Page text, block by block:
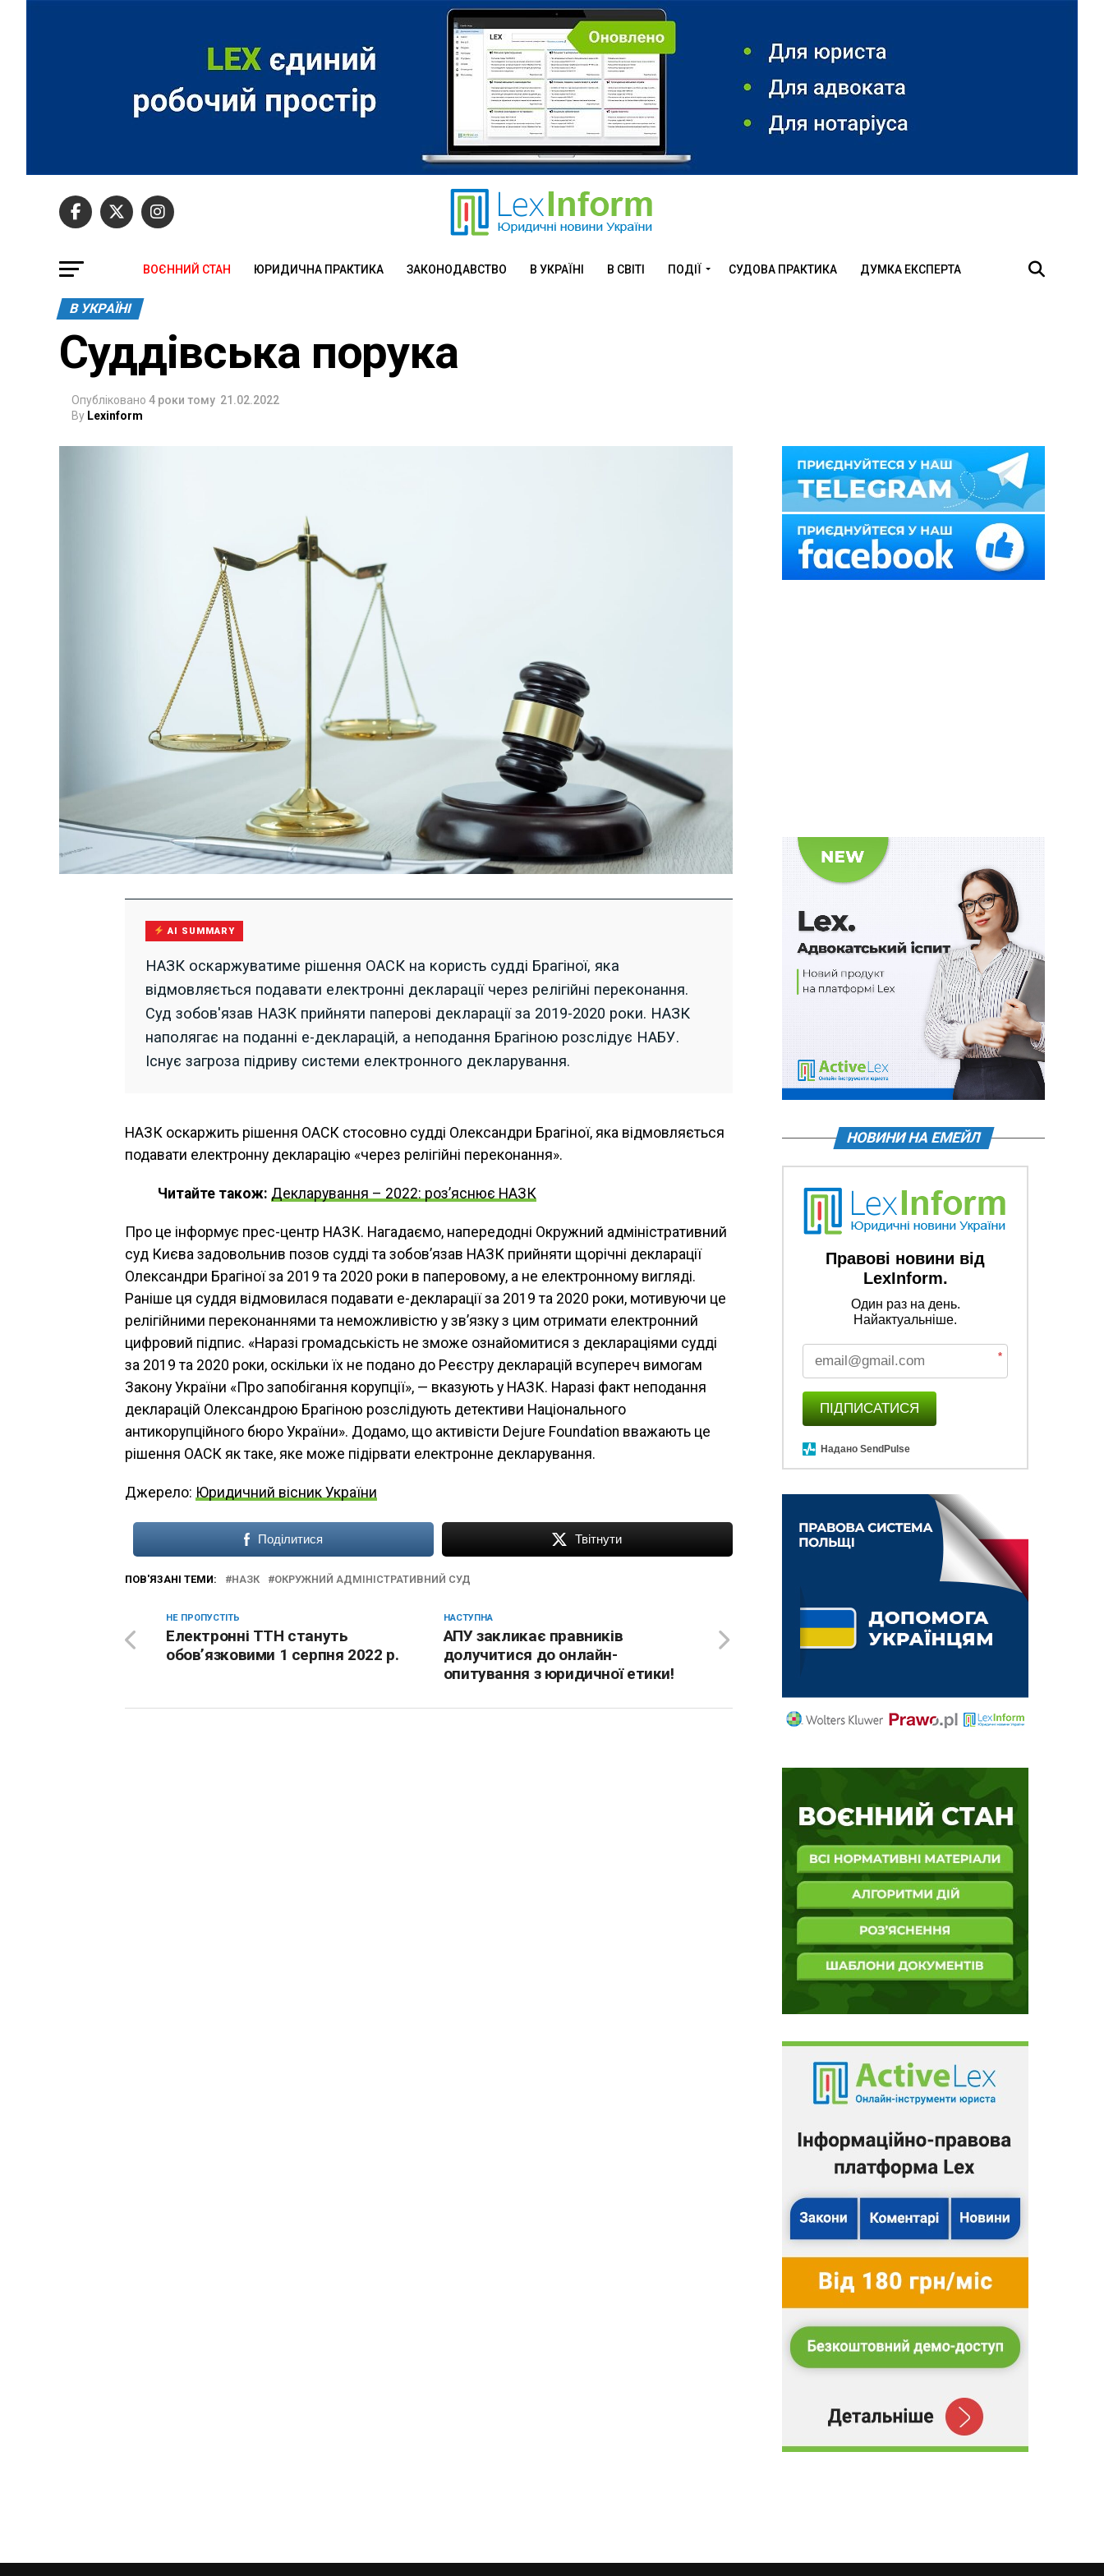
ВОЄННИЙ СТАН ЮРИДИЧНА ПРАКТИКА ЗАКОНОДАВСТВО В УКРАЇНІ В СВІТІ ПОДІЇ СУДОВА ПРАКТИКА ДУМКА ЕКСПЕРТА
В УКРАЇНІ
Суддівська порука
Опубліковано 4 роки тому 21.02.2022
By Lexinform
AI SUMMARY
НАЗК оскаржуватиме рішення ОАСК на користь судді Брагіної, яка
відмовляється подавати електронні декларації через релігійні переконання.
Суд зобов'язав НАЗК прийняти паперові декларації за 2019-2020 роки. НАЗК
наполягає на поданні е-декларацій, а неподання Брагіною розслідує НАБУ.
Існує загроза підриву системи електронного декларування.
НАЗК оскаржить рішення ОАСК стосовно судді Олександри Брагіної, яка відмовляється
подавати електронну декларацію «через релігійні переконання».
Читайте також: Декларування – 2022: роз’яснює НАЗК
Про це інформує прес-центр НАЗК. Нагадаємо, напередодні Окружний адміністративний
суд Києва задовольнив позов судді та зобов’язав НАЗК прийняти щорічні декларації
Олександри Брагіної за 2019 та 2020 роки в паперовому, а не електронному вигляді.
Раніше ця суддя відмовилася подавати е-декларації за 2019 та 2020 роки, мотивуючи це
релігійними переконаннями та неможливістю у зв’язку з цим отримати електронний
цифровий підпис. «Наразі громадськість не зможе ознайомитися з деклараціями судді
за 2019 та 2020 роки, оскільки їх не подано до Реєстру декларацій всупереч вимогам
Закону України «Про запобігання корупції», — вказують у НАЗК. Наразі факт неподання
декларацій Олександрою Брагіною розслідують детективи Національного
антикорупційного бюро України». Додамо, що активісти Dejure Foundation вважають це
рішення ОАСК як таке, яке може підірвати електронне декларування.
Джерело: Юридичний вісник України
Поділитися Твітнути
ПОВ'ЯЗАНІ ТЕМИ: НАЗК ОКРУЖНИЙ АДМІНІСТРАТИВНИЙ СУД
НАСТУПНА
АПУ закликає правників
долучитися до онлайн-
опитування з юридичної етики!
НЕ ПРОПУСТІТЬ
Електронні ТТН стануть
обов’язковими 1 серпня 2022 р.
НОВИНИ НА ЕМЕЙЛ
Правові новини від
LexInform.
Один раз на день.
Найактуальніше.
*
ПІДПИСАТИСЯ
Надано SendPulse